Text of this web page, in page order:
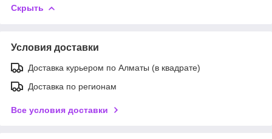
Скрыть
Условия доставки
Доставка курьером по Алматы (в квадрате)
Доставка по регионам
Все условия доставки